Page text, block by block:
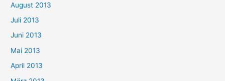
August 2013
Juli 2013
Juni 2013
Mai 2013
April 2013